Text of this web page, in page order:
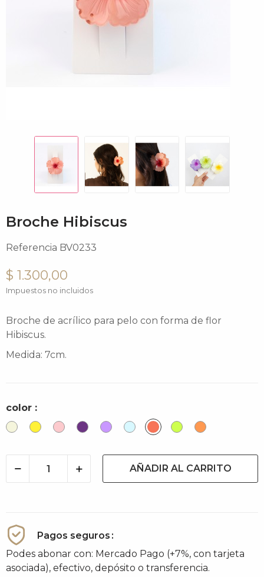
Broche Hibiscus
Referencia BV0233
$ 1.300,00
Impuestos no incluidos
Broche de acrílico para pelo con forma de flor
Hibiscus.
Medida: 7cm.
color :
ButterLimónRosa VioletaLila
BabySalmónCitricPapaya
AÑADIR AL CARRITO
Pagos seguros
Podes abonar con: Mercado Pago (+7%, con tarjeta
asociada), efectivo, depósito o transferencia.